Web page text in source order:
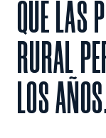
QUE LAS
RURAL
LOS